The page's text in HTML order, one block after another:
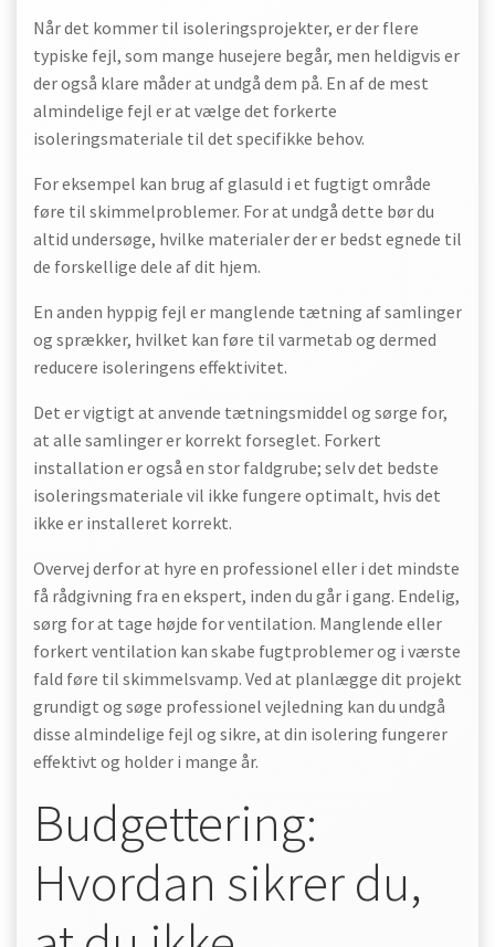
Når det kommer til isoleringsprojekter, er der flere
typiske fejl, som mange husejere begår, men heldigvis er
der også klare måder at undgå dem på. En af de mest
almindelige fejl er at vælge det forkerte
isoleringsmateriale til det specifikke behov.
For eksempel kan brug af glasuld i et fugtigt område
føre til skimmelproblemer. For at undgå dette bør du
altid undersøge, hvilke materialer der er bedst egnede til
de forskellige dele af dit hjem.
En anden hyppig fejl er manglende tætning af samlinger
og sprækker, hvilket kan føre til varmetab og dermed
reducere isoleringens effektivitet.
Det er vigtigt at anvende tætningsmiddel og sørge for,
at alle samlinger er korrekt forseglet. Forkert
installation er også en stor faldgrube; selv det bedste
isoleringsmateriale vil ikke fungere optimalt, hvis det
ikke er installeret korrekt.
Overvej derfor at hyre en professionel eller i det mindste
få rådgivning fra en ekspert, inden du går i gang. Endelig,
sørg for at tage højde for ventilation. Manglende eller
forkert ventilation kan skabe fugtproblemer og i værste
fald føre til skimmelsvamp. Ved at planlægge dit projekt
grundigt og søge professionel vejledning kan du undgå
disse almindelige fejl og sikre, at din isolering fungerer
effektivt og holder i mange år.
Budgettering:
Hvordan sikrer du,